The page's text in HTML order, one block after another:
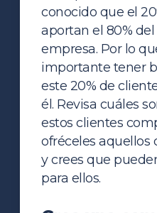
conocido que el
aportan el 80%
empresa. Por lo
importante tener
este 20% de
él. Revisa cuáles
estos clientes
ofréceles aquellos
y crees que
para ellos.